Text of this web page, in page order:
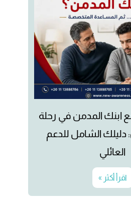
ابنك المدمن في رحلة
دليلك الشامل للدعم
العائلي
اقرأ أكثر »